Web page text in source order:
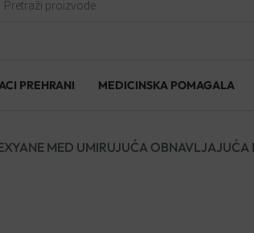
PREHRANI MEDICINSKA POMAGALA
MED UMIRUJUĆA OBNAVLJAJUĆA
DUCRAY